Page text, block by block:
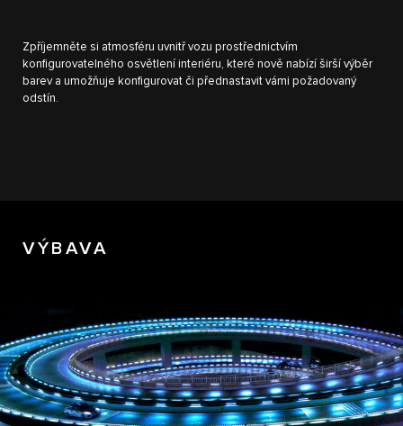
Zpříjemněte si atmosféru uvnitř vozu prostřednictvím
konfigurovatelného osvětlení interiéru, které nově nabízí širší výběr
barev a umožňuje konfigurovat či přednastavit vámi požadovaný
odstín.
VÝBAVA